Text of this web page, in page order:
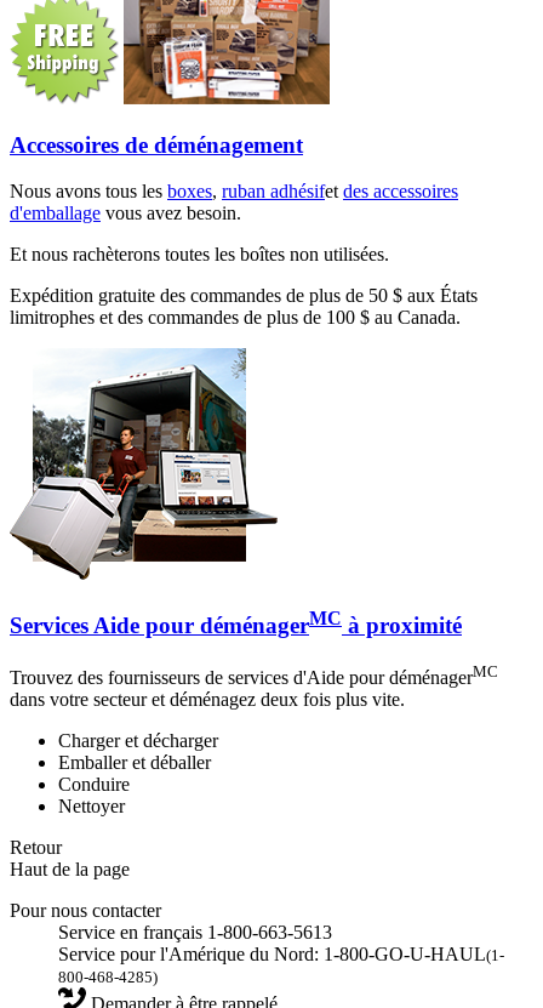
Accessoires de déménagement
Nous avons tous les boxes, ruban adhésifet des accessoires
d'emballage vous avez besoin.
Et nous rachèterons toutes les boîtes non utilisées.
Expédition gratuite des commandes de plus de 50 $ aux États
limitrophes et des commandes de plus de 100 $ au Canada.
Services Aide pour déménagerMC à proximité
Trouvez des fournisseurs de services d'Aide pour déménagerMC
dans votre secteur et déménagez deux fois plus vite.
Charger et décharger
Emballer et déballer
Conduire
Nettoyer
Retour
Haut de la page
Pour nous contacter
Service en français 1-800-663-5613
Service pour l'Amérique du Nord: 1-800-GO-U-HAUL(1-
800-468-4285)